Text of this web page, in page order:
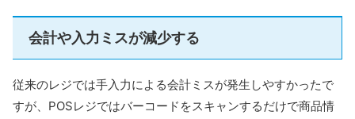
会計や入力ミスが減少する
従来のレジでは手入力による会計ミスが発生しやすかったで
すが、POSレジではバーコードをスキャンするだけで商品情